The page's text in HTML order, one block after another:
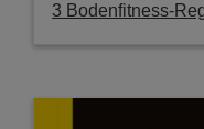
3 Bodenfitness-